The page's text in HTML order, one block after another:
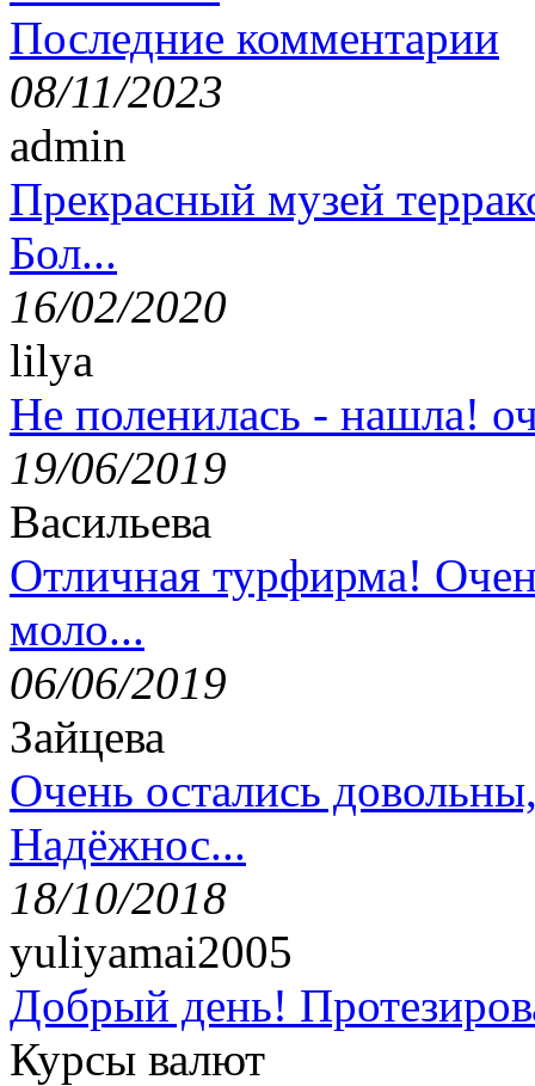
Последние комментарии
08/11/2023
admin
Прекрасный музей
Бол...
16/02/2020
lilya
Не поленилась - нашла!
19/06/2019
Васильева
Отличная турфирма!
моло...
06/06/2019
Зайцева
Очень остались
Надёжнос...
18/10/2018
yuliyamai2005
Добрый день!
Курсы валют